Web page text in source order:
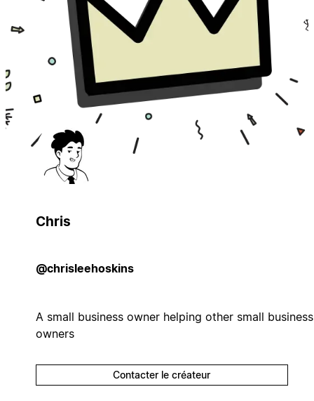
Chris
@chrisleehoskins
A small business owner helping other small business
owners
Contacter le créateur